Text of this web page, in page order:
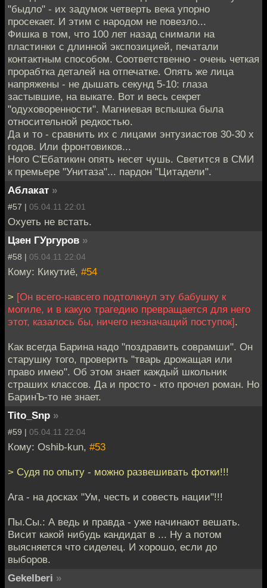
"быдло" - их задумок четверть века упорно
просекает. И этим с народом не повезло...
Фишка в том, что 100 лет назад снимали на
пластинки с длинной экспозицией, печатали
контактным способом. Соответственно - очень четкая
прорабтка деталей на отпечатке. Опять же лица
напряжены - не дышать секунд 5-10: глаза
застывшие, на выкате. Вот и весь секрет
"одуховоренности". Магниевая вспышка была
относительной редкостью.
Да и то - сравнить их с лицами энтузиастов 30-30 х
годов. Или фронтовиков...
Ного С'Ебатикин опять несет чушь. Светится в СМИ
к премьере "Унитаза"... пардон "Цитадели".
Аблакат »
#57 | 05.04.11 22:01
Охуеть не встать.
Цзен ГУргуров »
#58 | 05.04.11 22:04
Кому: Кикутиё, #54
> [Он всего-навсего подтолкнул эту бабушку к
могиле, и в какую трагедию превращается для него
этот, казалось бы, ничего незначащий поступок].
Как всегда Барина надо "поздравить соврамши". Он
старушку того, проверить "тварь дрожащая или
право имею". Об этом знает каждый школьник
страших классов. Да и просто - кто прочел роман. Но
БаринЪ-то не знает.
Tito_Snp »
#59 | 05.04.11 22:04
Кому: Oshib-kun, #53
> Судя по опыту - можно развешивать фотки!!!
Ага - на досках "Ум, честь и совесть нации"!!!
Пы.Сы.: А ведь и правда - уже начинают вешать.
Висит какой нибудь кандидат в ... Ну а потом
выясняется что сиделец. И хорошо, если до
выборов.
Gekelberi »